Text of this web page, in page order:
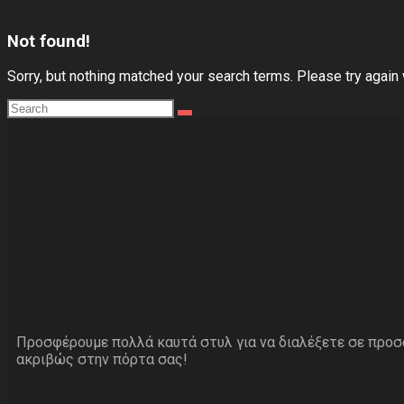
Not found!
Sorry, but nothing matched your search terms. Please try
Προσφέρουμε πολλά καυτά στυλ για να διαλέξετε σε
ακριβώς στην πόρτα σας!